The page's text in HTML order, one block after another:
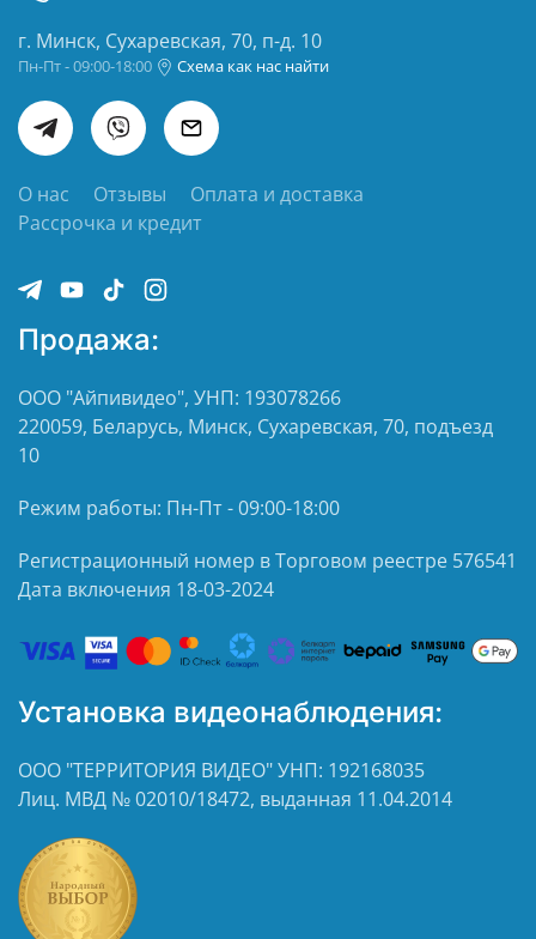
г. Минск, Сухаревская, 70, п-д. 10
Пн-Пт - 09:00-18:00 Схема как нас найти
О нас Отзывы
Оплата и доставка
Рассрочка и кредит
Продажа:
ООО "Айпивидео", УНП: 193078266
220059, Беларусь, Минск, Сухаревская, 70, подъезд
10
Режим работы: Пн-Пт - 09:00-18:00
Регистрационный номер в Торговом реестре 576541
Дата включения 18-03-2024
Установка видеонаблюдения:
ООО "ТЕРРИТОРИЯ ВИДЕО" УНП: 192168035
Лиц. МВД № 02010/18472, выданная 11.04.2014